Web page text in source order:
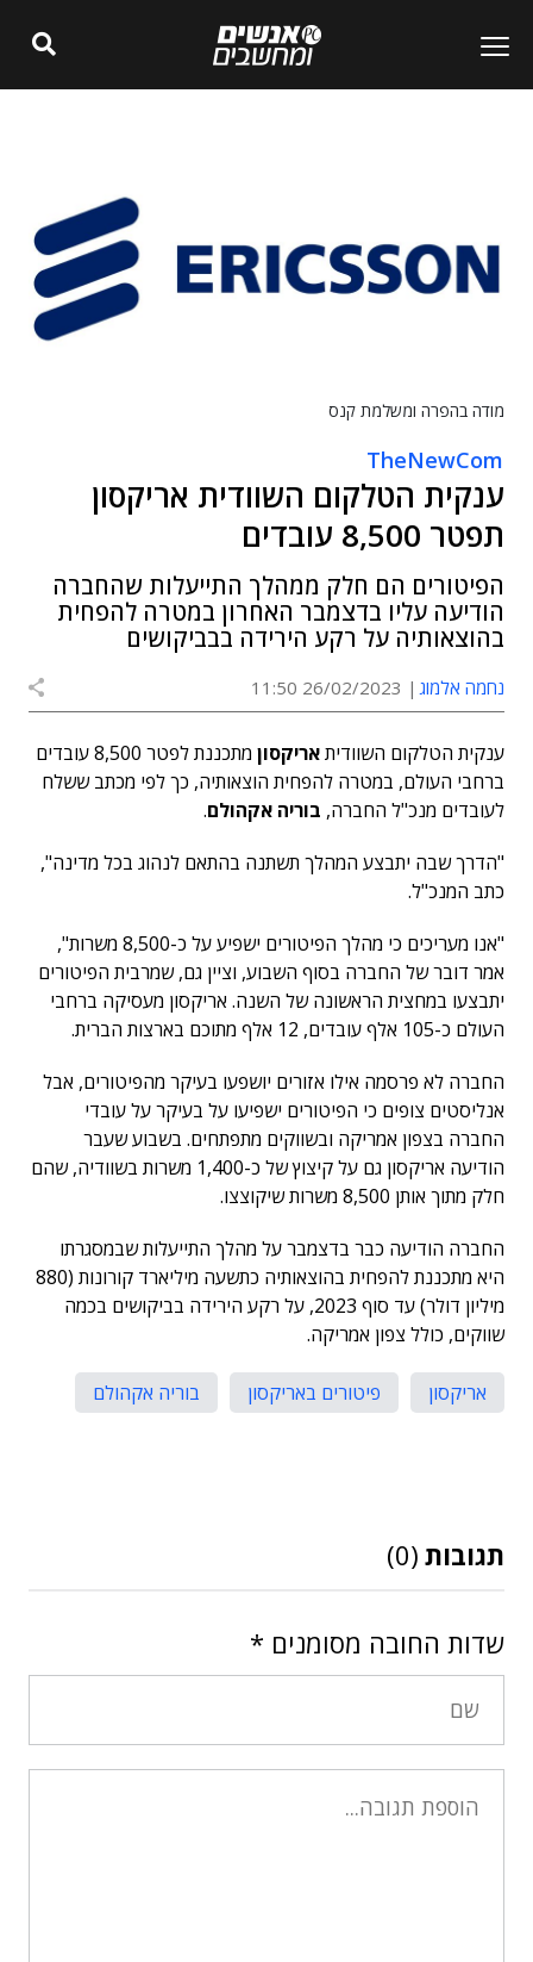
מודה בהפרה ומשלמת קנס
TheNewCom
ענקית הטלקום השוודית אריקסון
תפטר 8,500 עובדים
הפיטורים הם חלק ממהלך התייעלות שהחברה
הודיעה עליו בדצמבר האחרון במטרה להפחית
בהוצאותיה על רקע הירידה בבביקושים
נחמה אלמוג 26/02/2023 11:50
ענקית הטלקום השוודיתאריקסון
מתכננת לפטר 8,500 עובדים
ברחבי העולם, במטרה להפחית הוצאותיה, כך לפי מכתב ששלח
לעובדים מנכ"ל החברה, בוריה אקהולם.
"הדרך שבה יתבצע המהלך תשתנה בהתאם לנהוג בכל מדינה",
כתב המנכ"ל.
"אנו מעריכים כי מהלך הפיטורים ישפיע על כ-8,500 משרות",
אמר דובר של החברה בסוף השבוע, וציין גם, שמרבית הפיטורים
יתבצעו במחצית הראשונה של השנה. אריקסון מעסיקה ברחבי
העולם כ-105 אלף עובדים, 12 אלף מתוכם בארצות הברית.
החברה לא פרסמה אילו אזורים יושפעו בעיקר מהפיטורים, אבל
אנליסטים צופים כי הפיטורים ישפיעו על בעיקר על עובדי
החברה בצפון אמריקה ובשווקים מתפתחים. בשבוע שעבר
הודיעה אריקסון גם על קיצוץ של כ-1,400 משרות בשוודיה, שהם
חלק מתוך אותן 8,500 משרות שיקוצצו.
החברה הודיעה כבר בדצמבר על מהלך התייעלות שבמסגרתו
היא מתכננת להפחית בהוצאותיה כתשעה מיליארד קורונות (880
מיליון דולר) עד סוף 2023, על רקע הירידה בביקושים בכמה
שווקים, כולל צפון אמריקה.
אריקסון פיטורים באריקסון בוריה אקהולם
תגובות (0)
שדות החובה מסומנים *